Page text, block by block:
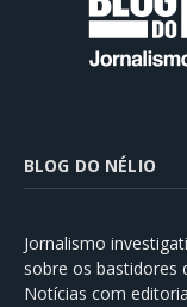
BLOG DO NÉLIO
Jornalismo
sobre os bastidores
Notícias com